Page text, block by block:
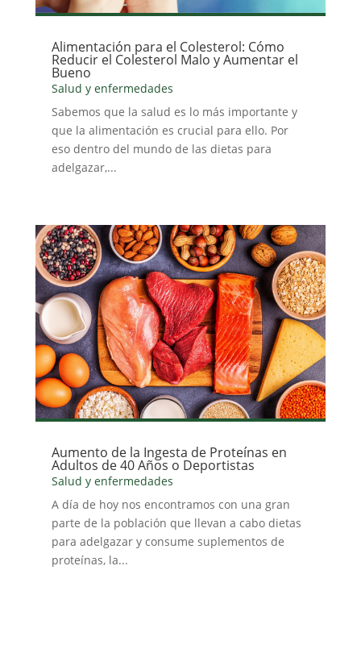
Alimentación para el Colesterol: Cómo
Reducir el Colesterol Malo y Aumentar el
Bueno
Salud y enfermedades
Sabemos que la salud es lo más importante y
que la alimentación es crucial para ello. Por
eso dentro del mundo de las dietas para
adelgazar,...
Aumento de la Ingesta de Proteínas en
Adultos de 40 Años o Deportistas
Salud y enfermedades
A día de hoy nos encontramos con una gran
parte de la población que llevan a cabo dietas
para adelgazar y consume suplementos de
proteínas, la...